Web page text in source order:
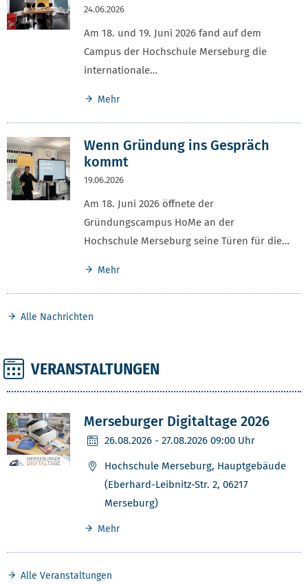
24.06.2026
Am 18. und 19. Juni 2026 fand auf dem
Campus der Hochschule Merseburg die
internationale…
Mehr
Wenn Gründung ins Gespräch
kommt
19.06.2026
Am 18. Juni 2026 öffnete der
Gründungscampus HoMe an der
Hochschule Merseburg seine Türen für die…
Mehr
Alle Nachrichten
VERANSTALTUNGEN
Merseburger Digitaltage 2026
26.08.2026 - 27.08.2026 09:00 Uhr
Hochschule Merseburg, Hauptgebäude
(Eberhard-Leibnitz-Str. 2, 06217
Merseburg)
Mehr
Alle Veranstaltungen